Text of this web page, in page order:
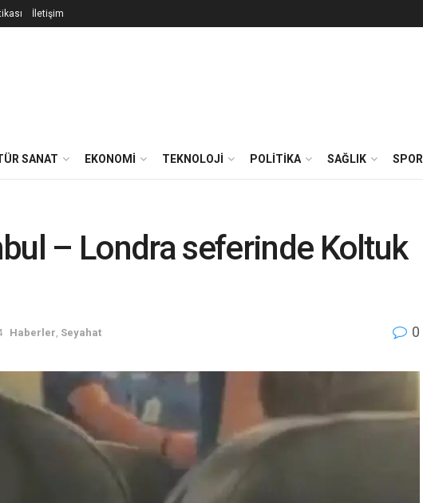
İletişim
SANAT EKONOMİ TEKNOLOJİ POLİTİKA SAĞLIK SPOR
– Londra seferinde Koltuk
Haberler Seyahat 0